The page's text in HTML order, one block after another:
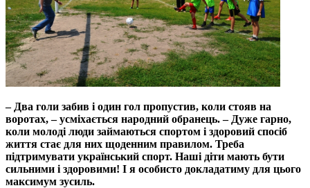
– Два голи забив і один гол пропустив, коли стояв на
воротах, – усміхається народний обранець. – Дуже гарно,
коли молоді люди займаються спортом і здоровий спосіб
життя стає для них щоденним правилом. Треба
підтримувати український спорт. Наші діти мають бути
сильними і здоровими! І я особисто докладатиму для цього
максимум зусиль.